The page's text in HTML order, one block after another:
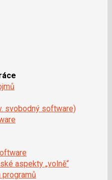
svobodný software)
aspekty „volně“